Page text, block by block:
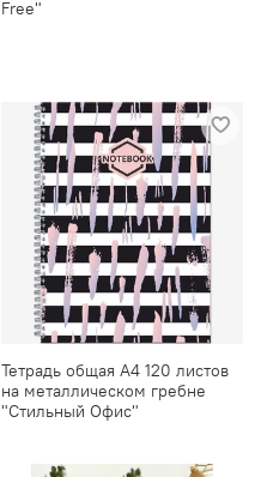
Free"
Тетрадь общая А4 120 листов
на металлическом гребне
"Стильный Офис"